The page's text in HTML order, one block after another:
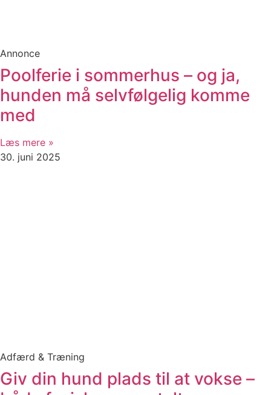
Annonce
Poolferie i sommerhus – og ja,
hunden må selvfølgelig komme
med
Læs mere »
30. juni 2025
Adfærd & Træning
Giv din hund plads til at vokse –